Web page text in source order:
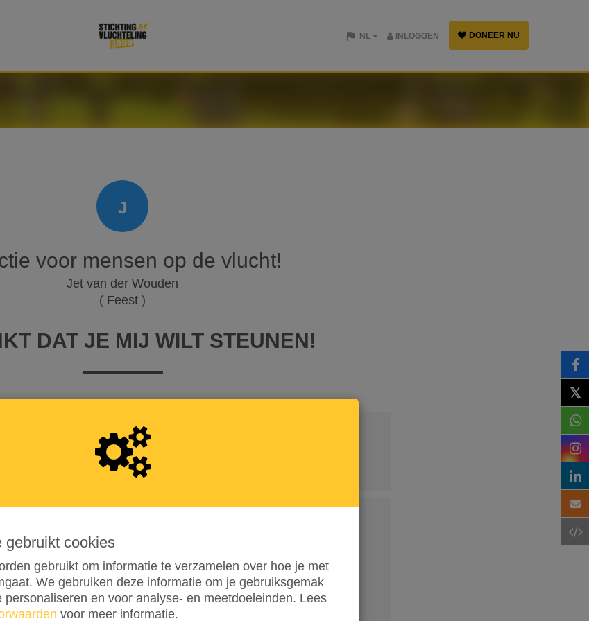
DONEER NU
INLOGGEN
NL
J
voor mensen op de vlucht!
Jet van der Wouden
( Feest )
DAT JE MIJ WILT STEUNEN!
en betaal € 0,25 extra
transactiekosten
𝕏
gebruikt cookies
gebruikt om informatie te verzamelen over hoe je met
We gebruiken deze informatie om je gebruiksgemak
personaliseren en voor analyse- en meetdoeleinden. Lees
voor meer informatie.